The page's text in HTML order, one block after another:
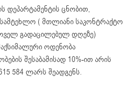
დეპარტამენტის ცნობით,
( მთლიანი საკონტრაქტო
გადაცილებულ დღეზე)
ოდენობა
შესაბამისად 10%-ით არის
584 ლარს შეადგენს.